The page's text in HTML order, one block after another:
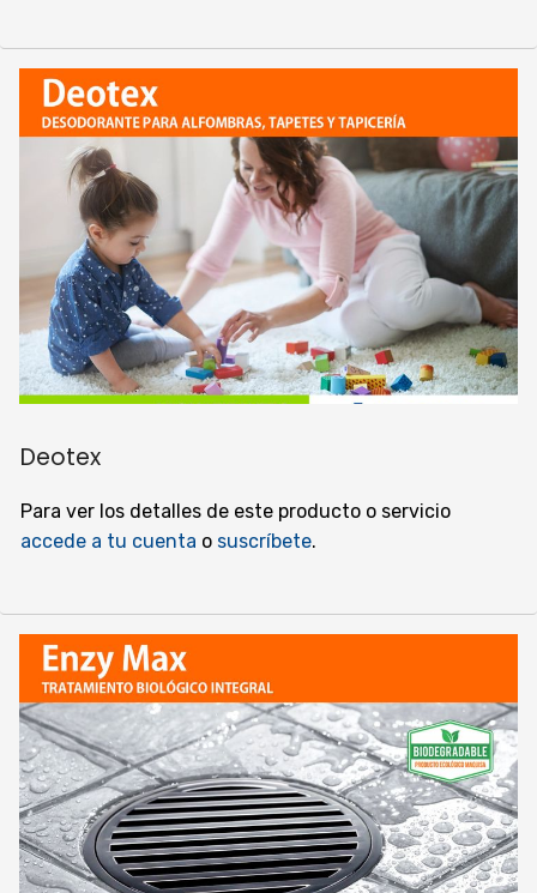
Deotex
Para ver los detalles de este producto o servicio
accede a tu cuenta o suscríbete.